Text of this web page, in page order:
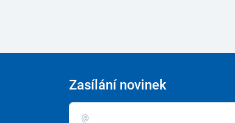
Přístroj je bezpečný i pro novorozence,
Zasílání novinek